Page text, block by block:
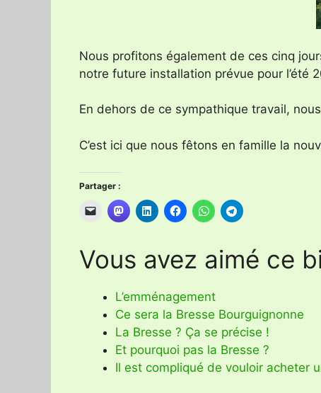
Nous profitons également de ces cinq
notre future installation prévue pour l’été
En dehors de ce sympathique travail,
C’est ici que nous fêtons en famille la
Partager :
Vous avez aimé ce
L’emménagement
Ce sera la Bresse Bourguignonne
La Bresse ? Ça se précise !
Et pourquoi pas la Bresse ?
Il est compliqué de vouloir acheter